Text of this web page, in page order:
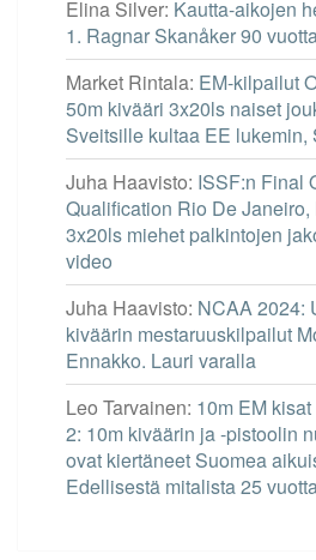
Elina Silver: Kautta-aikojen
1. Ragnar Skanåker 90
Market Rintala: EM-kilpailut
50m kivääri 3x20ls naiset
Sveitsille kultaa EE lukemin,
Juha Haavisto: ISSF:n Final
Qualification Rio De
3x20ls miehet palkintojen
video
Juha Haavisto: NCAA 2024:
kiväärin mestaruuskilpailut
Ennakko. Lauri varalla
Leo Tarvainen: 10m EM
2: 10m kiväärin ja -pistoolin
ovat kiertäneet Suomea
Edellisestä mitalista 25